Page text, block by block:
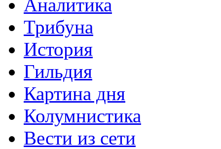
Аналитика
Трибуна
История
Гильдия
Картина дня
Колумнистика
Вести из сети